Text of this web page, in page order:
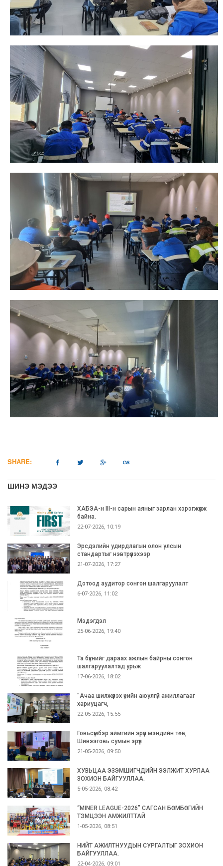
SHARE:
ШИНЭ МЭДЭЭ
ХАБЭА-н III-н сарын аяныг зарлан хэрэгжүүлж
байна.
22-07-2026, 10:19
Эрсдэлийн удирдлагын олон улсын
стандартыг нэвтрүүлэхээр
21-07-2026, 17:27
Дотоод аудитор сонгон шалгаруулалт
6-07-2026, 11:02
Мэдэгдэл
25-06-2026, 19:40
Та бүхнийг дараах ажлын байрны сонгон
шалгаруулалтад урьж
17-06-2026, 18:02
"Ачаа шилжүүлэх үеийн аюулгүй ажиллагааг
хариуцагч,
22-05-2026, 15:55
Говьсүмбэр аймгийн эрүүл мэндийн төв,
Шивээговь сумын эрүүл
21-05-2026, 09:50
ХУВЬЦАА ЭЗЭМШИГЧДИЙН ЭЭЛЖИТ ХУРЛАА
ЗОХИОН БАЙГУУЛЛАА.
5-05-2026, 08:42
“MINER LEAGUE-2026” САГСАН БӨМБӨГИЙН
ТЭМЦЭЭН АМЖИЛТТАЙ
1-05-2026, 08:51
НИЙТ АЖИЛТНУУДЫН СУРГАЛТЫГ ЗОХИОН
БАЙГУУЛЛАА.
22-04-2026, 09:01